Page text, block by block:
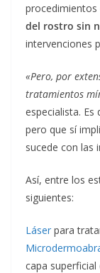
procedimientos
del rostro sin
intervenciones
«Pero, por
tratamientos
especialista. Es
pero que sí
sucede con las
Así, entre los
siguientes:
Láser para
capa